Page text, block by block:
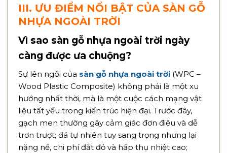
III. ƯU ĐIỂM NỔI BẬT CỦA SÀN GỖ
NHỰA NGOÀI TRỜI
Vì sao sàn gỗ nhựa ngoài trời ngày
càng được ưa chuộng?
Sự lên ngôi của sàn gỗ nhựa ngoài trời (WPC –
Wood Plastic Composite) không phải là một xu
hướng nhất thời, mà là một cuộc cách mạng vật
liệu tất yếu trong kiến trúc hiện đại. Trước đây,
gạch men thường gây cảm giác đơn điệu và dễ
trơn trượt; đá tự nhiên tuy sang trọng nhưng lại
nặng nề, chi phí đắt đỏ và hấp thụ nhiệt cao;